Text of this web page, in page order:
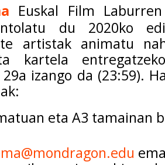
Euskal Film
du 2020ko
artistak animatu
kartela
izango da (23:59).
eta A3 tamainan